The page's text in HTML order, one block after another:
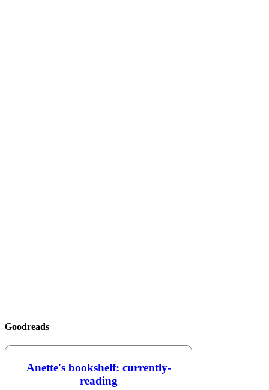
Goodreads
Anette's bookshelf: currently-
reading